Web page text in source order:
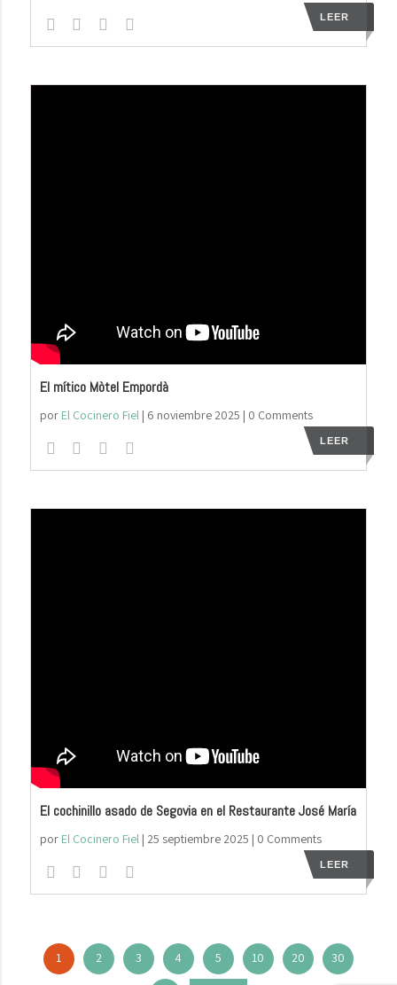
LEER
El mítico Mòtel Empordà
por El Cocinero Fiel| 6 noviembre 2025 | 0 Comments
LEER
El cochinillo asado de Segovia en el Restaurante José María
por El Cocinero Fiel| 25 septiembre 2025 | 0 Comments
LEER
1 2 3 4 5 10 20 30